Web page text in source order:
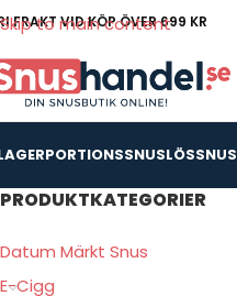
Skip to main content
FRAKT VID KÖP ÖVER 699 KR
PORTIONSSNUSLÖSSNUS
PRODUKTKATEGORIER
Datum Märkt Snus
E-Cigg